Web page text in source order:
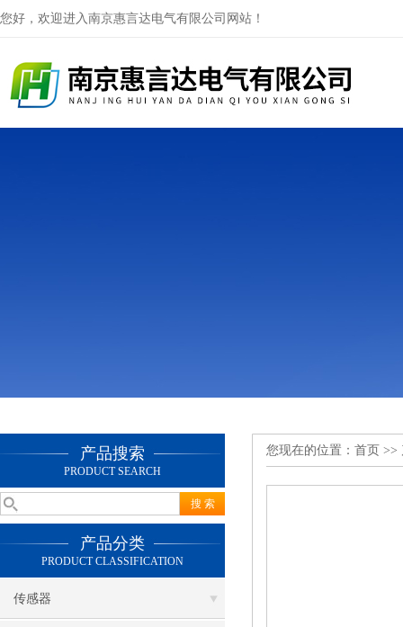
您好，欢迎进入南京惠言达电气有限公司网站！
产品搜索
PRODUCT SEARCH
产品分类
PRODUCT CLASSIFICATION
传感器
您现在的位置： 首页 >>